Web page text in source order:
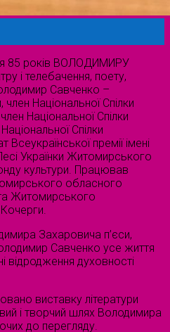
85 років ВОЛОДИМИРУ
і телебачення, поету,
Савченко –
Національної Спілки
Національної Спілки
Спілки
Всеукраїнської премії імені
Українки Житомирського
культури. Працював
обласного
Житомирського
Захаровича п’єси,
Савченко усе життя
відродження духовності
виставку літератури
і творчий шлях Володимира
до перегляду.